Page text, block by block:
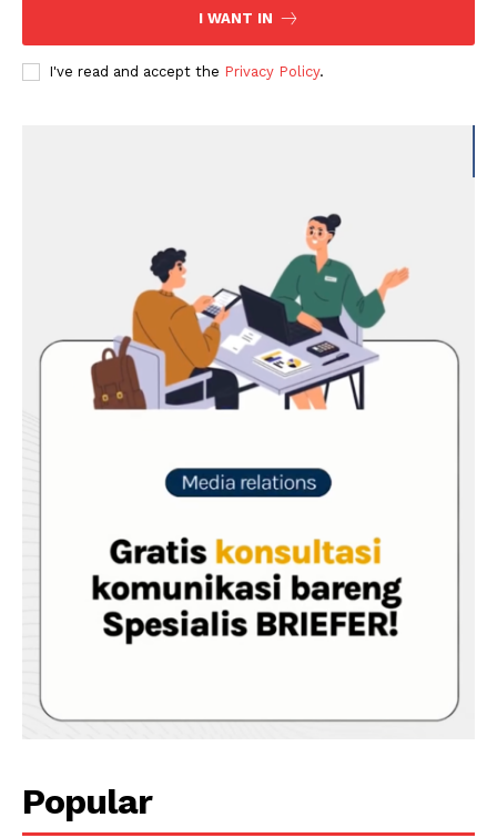
I WANT IN
I've read and accept the Privacy Policy.
Popular